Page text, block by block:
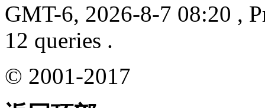
GMT-6, 2026-8-7 08:20 ,
12 queries .
© 2001-2017